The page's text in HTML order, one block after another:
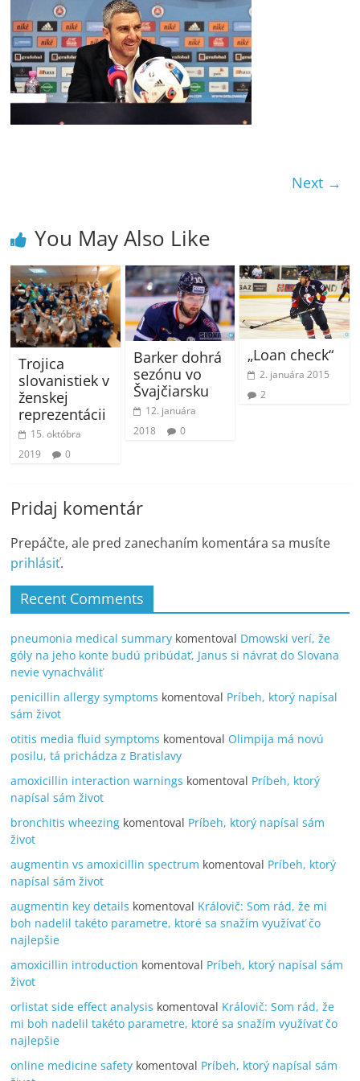
Next →
You May Also Like
Trojica
slovanistiek v
ženskej
reprezentácii
15. októbra
2019
0
Barker dohrá
sezónu vo
Švajčiarsku
12. januára
2018
0
„Loan check“
2. januára 2015
2
Pridaj komentár
Prepáčte, ale pred zanechaním komentára sa musíte
prihlásiť.
Recent Comments
pneumonia medical summary komentoval Dmowski verí, že
góly na jeho konte budú pribúdať, Janus si návrat do Slovana
nevie vynachváliť
penicillin allergy symptoms komentoval Príbeh, ktorý napísal
sám život
otitis media fluid symptoms komentoval Olimpija má novú
posilu, tá prichádza z Bratislavy
amoxicillin interaction warnings komentoval Príbeh, ktorý
napísal sám život
bronchitis wheezing komentoval Príbeh, ktorý napísal sám
život
augmentin vs amoxicillin spectrum komentoval Príbeh, ktorý
napísal sám život
augmentin key details komentoval Královič: Som rád, že mi
boh nadelil takéto parametre, ktoré sa snažím využívať čo
najlepšie
amoxicillin introduction komentoval Príbeh, ktorý napísal sám
život
orlistat side effect analysis komentoval Královič: Som rád, že
mi boh nadelil takéto parametre, ktoré sa snažím využívať čo
najlepšie
online medicine safety komentoval Príbeh, ktorý napísal sám